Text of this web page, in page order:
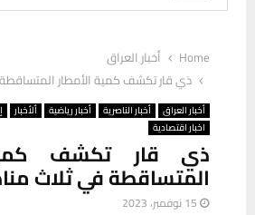
Home
أخبار العراق
ذي قار تكشف كمية الأمطار
أخبار العراق أخبار الناصرية أخبار رياضية ألأخبار
اخبار اقتصادية
ذي قار تكشف
المتساقطة في ثلاث
15 نوفمبر، 2023